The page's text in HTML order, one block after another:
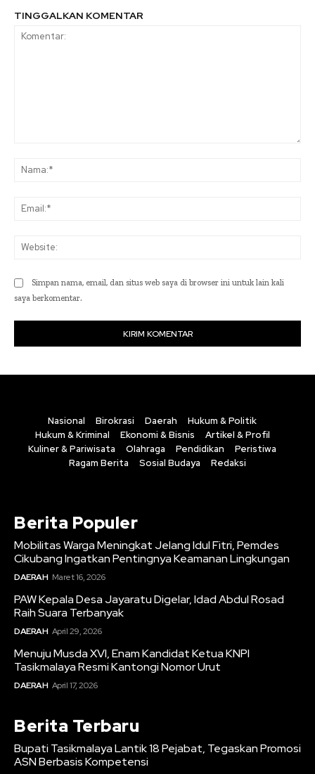
TINGGALKAN KOMENTAR
Simpan nama, email, dan situs web saya di browser ini untuk lain kali
saya berkomentar.
Nasional Birokrasi Daerah
Hukum & Politik
Hukum & Kriminal
Ekonomi & Bisnis
Artikel & Profil
Kuliner & Pariwisata
Olahraga Pendidikan
Peristiwa
Ragam Berita
Sosial Budaya Redaksi
Berita Populer
Mobilitas Warga Meningkat Jelang Idul Fitri, Pemdes
Cikubang Ingatkan Pentingnya Keamanan Lingkungan
DAERAH Maret 16, 2026
PAW Kepala Desa Jayaratu Digelar, Idad Abdul Rosad
Raih Suara Terbanyak
DAERAH April 29, 2026
Menuju Musda XVI, Enam Kandidat Ketua KNPI
Tasikmalaya Resmi Kantongi Nomor Urut
DAERAH April 17, 2026
Berita Terbaru
Bupati Tasikmalaya Lantik 18 Pejabat, Tegaskan Promosi
ASN Berbasis Kompetensi